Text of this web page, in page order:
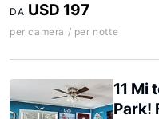
DA USD 197
per camera / per notte
11 Mi
Park!